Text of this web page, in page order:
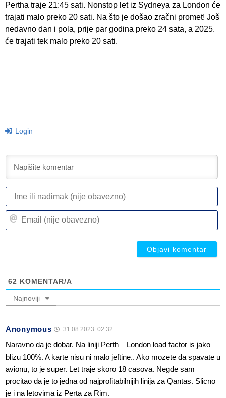
Pertha traje 21:45 sati. Nonstop let iz Sydneya za London će
trajati malo preko 20 sati. Na što je došao zračni promet! Još
nedavno dan i pola, prije par godina preko 24 sata, a 2025.
će trajati tek malo preko 20 sati.
Login
62 KOMENTAR/A
Najnoviji
Anonymous 31.08.2023. 02:32
Naravno da je dobar. Na liniji Perth – London load factor is jako
blizu 100%. A karte nisu ni malo jeftine.. Ako mozete da spavate u
avionu, to je super. Let traje skoro 18 casova. Negde sam
procitao da je to jedna od najprofitabilnijih linija za Qantas. Slicno
je i na letovima iz Perta za Rim.